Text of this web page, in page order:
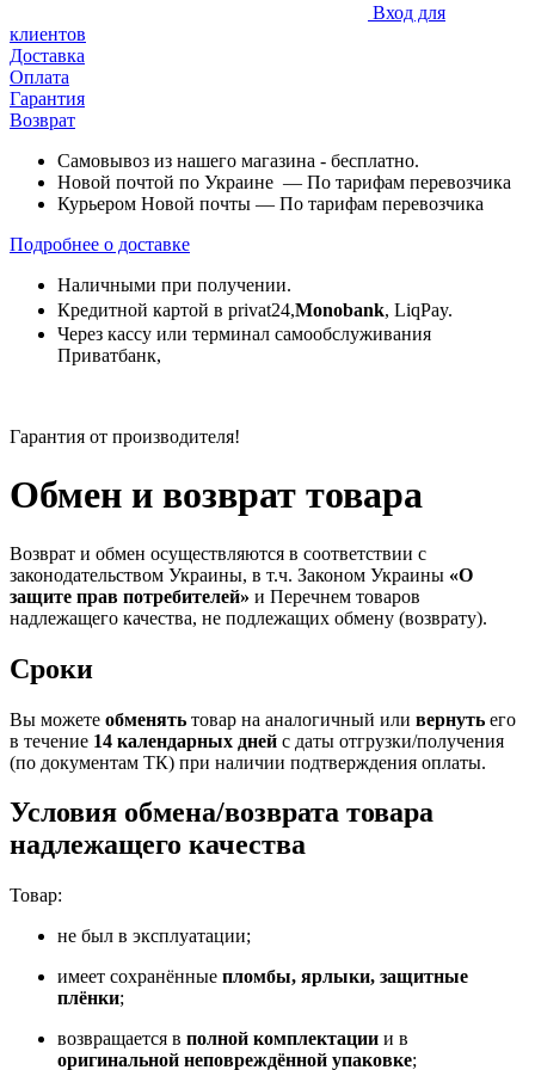
Вход для
клиентов
Доставка
Оплата
Гарантия
Возврат
Самовывоз из нашего магазина - бесплатно.
Новой почтой по Украине — По тарифам перевозчика
Курьером Новой почты — По тарифам перевозчика
Подробнее о доставке
Наличными при получении.
Кредитной картой в privat24,Monobank, LiqPay.
Через кассу или терминал самообслуживания
Приватбанк,
Гарантия от производителя!
Обмен и возврат товара
Возврат и обмен осуществляются в соответствии с
законодательством Украины, в т.ч. Законом Украины «О
защите прав потребителей» и Перечнем товаров
надлежащего качества, не подлежащих обмену (возврату).
Сроки
Вы можете обменять товар на аналогичный или вернуть его
в течение 14 календарных дней с даты отгрузки/получения
(по документам ТК) при наличии подтверждения оплаты.
Условия обмена/возврата товара
надлежащего качества
Товар:
не был в эксплуатации;
имеет сохранённые пломбы, ярлыки, защитные
плёнки;
возвращается в полной комплектации и в
оригинальной неповреждённой упаковке;